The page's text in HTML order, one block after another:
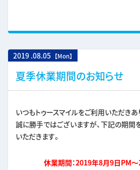
2019 .08.05 【Mon】
夏季休業期間のお知らせ
いつもトゥースマイルをご利用いただきあ
誠に勝手ではございますが、下記の期間
いただきます。
休業期間：2019年8月9日PM